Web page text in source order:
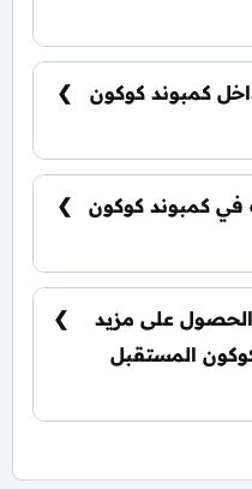
يمكنك حجز وحدتك بدفع مقدم 2% فقط، مع تقسيط
كمبوند كوكون
واسعة، بحيرات
ترفيهية للأطفال،
في كمبوند كوكون
سنوات من تاريخ
نصف تشطيب أو
على مزيد
المستقبل